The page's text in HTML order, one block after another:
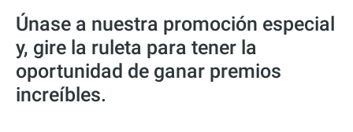
Únase a nuestra promoción especial
y, gire la ruleta para tener la
oportunidad de ganar premios
increíbles.